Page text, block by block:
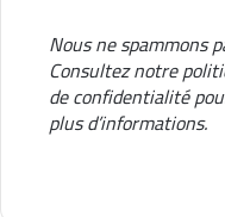
Nous ne spammons
Consultez notre
de confidentialité
plus d’informations.